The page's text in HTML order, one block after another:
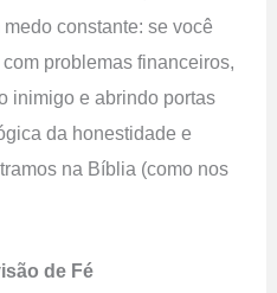
constante: se você
problemas financeiros,
inimigo e abrindo portas
da honestidade e
na Bíblia (como nos
de Fé